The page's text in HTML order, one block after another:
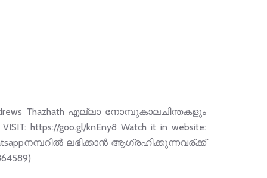
Thazhath എല്ലാ നോമ്പുകാലചിന്തകളും
goo.gl/knEny8 Watch it in website:
ലഭിക്കാന്‍ ആഗ്രഹിക്കുന്നവര്ക്ക്